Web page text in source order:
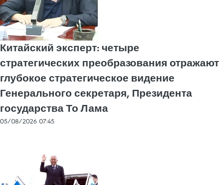
Китайский эксперт: четыре
стратегических преобразования отражают
глубокое стратегическое видение
Генерального секретаря, Президента
государства То Лама
05/08/2026 07:45